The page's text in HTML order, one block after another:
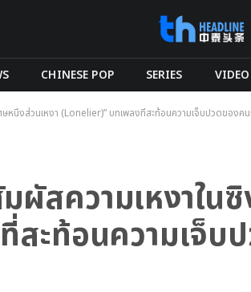
CHINESE POP SERIES VIDEO
ษหนึ่งส่วนเหงา (Lonelier)” บทเพลงที่สะท้อนความเจ็บปวดของค
สความเหงาใน
ะท้อนความเจ็บ